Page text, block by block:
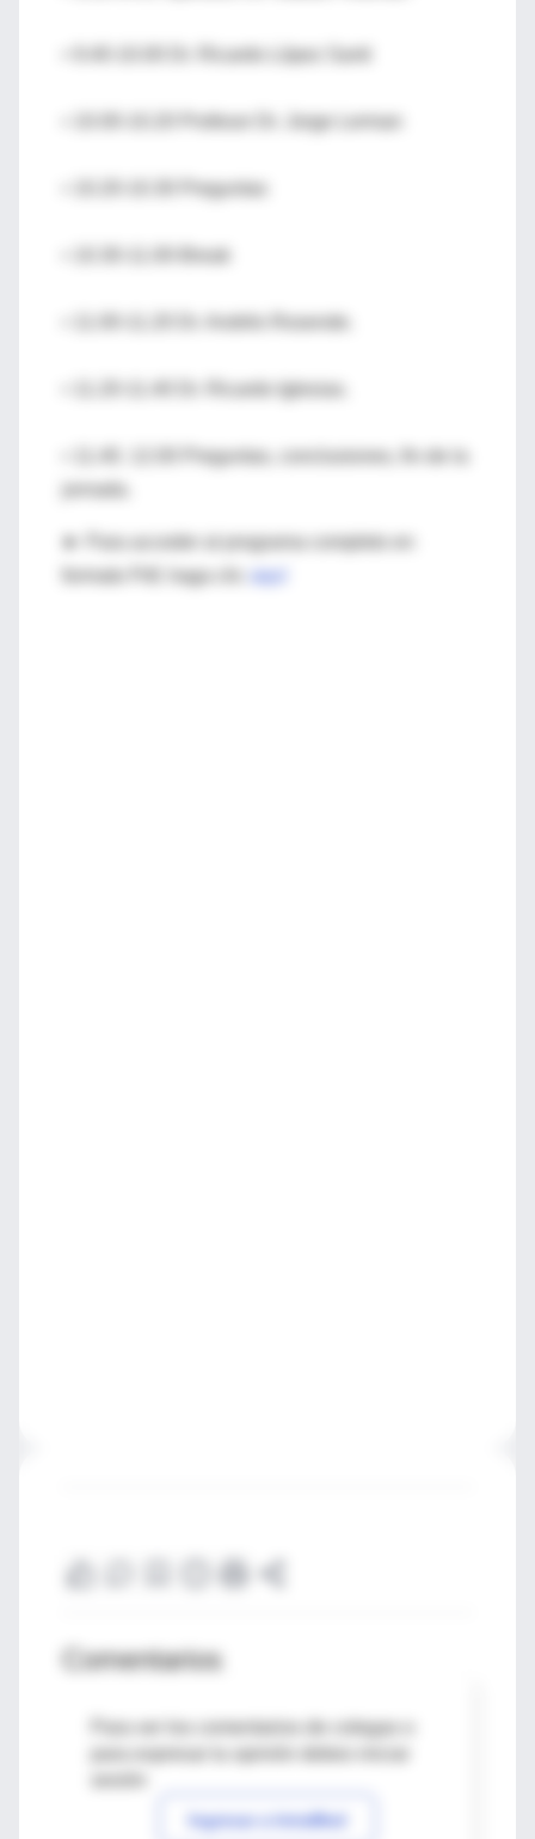
• 10.00-10.20 Profesor Dr. Jorge Lerman
• 10.20-10.30 Preguntas
• 11.20-11.40 Dr. Ricardo Iglesias.
• 11.40. 12.00 Preguntas, conclusiones, fin de la
► Para acceder al programa completo en
formato Pdf, haga clic
aquí
Comentarios
Para ver los comentarios de colegas o
Ingresar a IntraMed